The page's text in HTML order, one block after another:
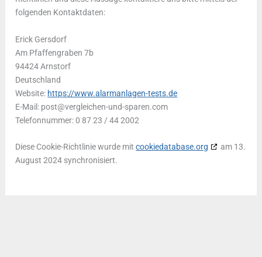
folgenden Kontaktdaten:
Erick Gersdorf
Am Pfaffengraben 7b
94424 Arnstorf
Deutschland
Website: https://www.alarmanlagen-tests.de
E-Mail: post@vergleichen-und-sparen.com
Telefonnummer: 0 87 23 / 44 2002
Diese Cookie-Richtlinie wurde mitcookiedatabase.org
am 13.
August 2024 synchronisiert.